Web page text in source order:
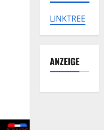
LINKTREE
ANZEIGE